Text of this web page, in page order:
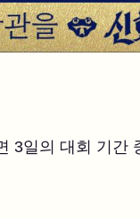
3일의 대회 기간